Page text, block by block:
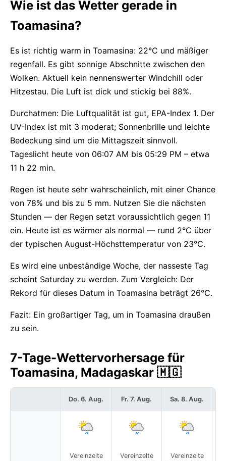
Wie ist das Wetter gerade in
Toamasina?
Es ist richtig warm in Toamasina: 22°C und mäßiger
regenfall. Es gibt sonnige Abschnitte zwischen den
Wolken. Aktuell kein nennenswerter Windchill oder
Hitzestau. Die Luft ist dick und stickig bei 88%.
Durchatmen: Die Luftqualität ist gut, EPA-Index 1. Der
UV-Index ist mit 3 moderat; Sonnenbrille und leichte
Bedeckung sind um die Mittagszeit sinnvoll.
Tageslicht heute von 06:07 AM bis 05:29 PM – etwa
11 h 22 min.
Regen ist heute sehr wahrscheinlich, mit einer Chance
von 78% und bis zu 5 mm. Nutzen Sie die nächsten
Stunden — der Regen setzt voraussichtlich gegen 11
ein. Heute ist es wärmer als normal — rund 2°C über
der typischen August-Höchsttemperatur von 23°C.
Es wird eine unbeständige Woche, der nasseste Tag
scheint Saturday zu werden. Zum Vergleich: Der
Rekord für dieses Datum in Toamasina beträgt 26°C.
Fazit: Ein großartiger Tag, um in Toamasina draußen
zu sein.
7-Tage-Wettervorhersage für
Toamasina, Madagaskar 🇲🇬
Do. 6. Aug.
Vereinzelte
Fr. 7. Aug.
Vereinzelte
Sa. 8. Aug.
Vereinzelte